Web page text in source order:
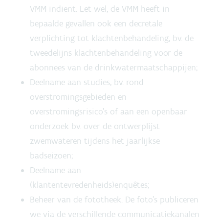
VMM indient. Let wel, de VMM heeft in
bepaalde gevallen ook een decretale
verplichting tot klachtenbehandeling, bv. de
tweedelijns klachtenbehandeling voor de
abonnees van de drinkwatermaatschappijen;
Deelname aan studies, bv. rond
overstromingsgebieden en
overstromingsrisico’s of aan een openbaar
onderzoek bv. over de ontwerplijst
zwemwateren tijdens het jaarlijkse
badseizoen;
Deelname aan
(klantentevredenheids)enquêtes;
Beheer van de fototheek. De foto’s publiceren
we via de verschillende communicatiekanalen